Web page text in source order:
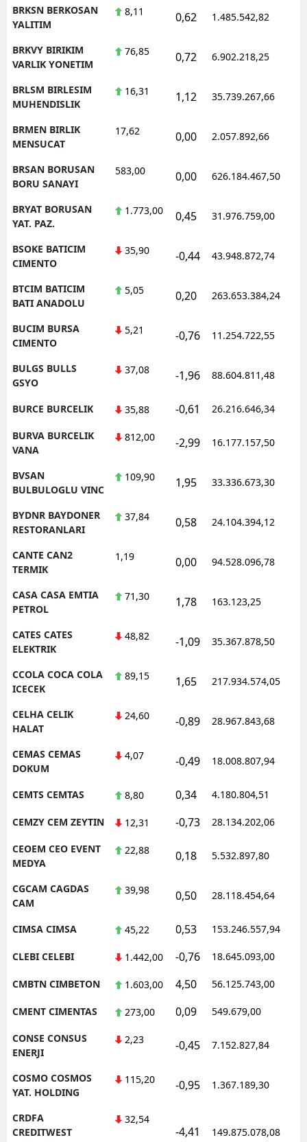
BRKSN BERKOSAN
YALITIM
8,11 0,62 1.485.542,82
BRKVY BIRIKIM
VARLIK YONETIM
76,85 0,72 6.902.218,25
BRLSM BIRLESIM
MUHENDISLIK
16,31 1,12 35.739.267,66
BRMEN BIRLIK
MENSUCAT
17,62 0,00 2.057.892,66
BRSAN BORUSAN
BORU SANAYI
583,00 0,00 626.184.467,50
BRYAT BORUSAN
YAT. PAZ.
1.773,00 0,45 31.976.759,00
BSOKE BATICIM
CIMENTO
35,90 -0,44 43.948.872,74
BTCIM BATICIM
BATI ANADOLU
5,05 0,20 263.653.384,24
BUCIM BURSA
CIMENTO
5,21 -0,76 11.254.722,55
BULGS BULLS
GSYO
37,08 -1,96 88.604.811,48
BURCE BURCELIK 35,88 -0,61 26.216.646,34
BURVA BURCELIK
VANA
812,00 -2,99 16.177.157,50
BVSAN
BULBULOGLU VINC
109,90 1,95 33.336.673,30
BYDNR BAYDONER
RESTORANLARI
37,84 0,58 24.104.394,12
CANTE CAN2
TERMIK
1,19 0,00 94.528.096,78
CASA CASA EMTIA
PETROL
71,30 1,78 163.123,25
CATES CATES
ELEKTRIK
48,82 -1,09 35.367.878,50
CCOLA COCA COLA
ICECEK
89,15 1,65 217.934.574,05
CELHA CELIK
HALAT
24,60 -0,89 28.967.843,68
CEMAS CEMAS
DOKUM
4,07 -0,49 18.008.807,94
CEMTS CEMTAS 8,80 0,34 4.180.804,51
CEMZY CEM ZEYTIN 12,31 -0,73 28.134.202,06
CEOEM CEO EVENT
MEDYA
22,88 0,18 5.532.897,80
CGCAM CAGDAS
CAM
39,98 0,50 28.118.454,64
CIMSA CIMSA 45,22 0,53 153.246.557,94
CLEBI CELEBI 1.442,00 -0,76 18.645.093,00
CMBTN CIMBETON 1.603,00 4,50 56.125.743,00
CMENT CIMENTAS 273,00 0,09 549.679,00
CONSE CONSUS
ENERJI
2,23 -0,45 7.152.827,84
COSMO COSMOS
YAT. HOLDING
115,20 -0,95 1.367.189,30
CRDFA
CREDITWEST
32,54
-4,41 149.875.078,08